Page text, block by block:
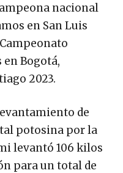
nacional
en San Luis
Bogotá,
2023.
de
potosina por la
levantó 106 kilos
para un total de